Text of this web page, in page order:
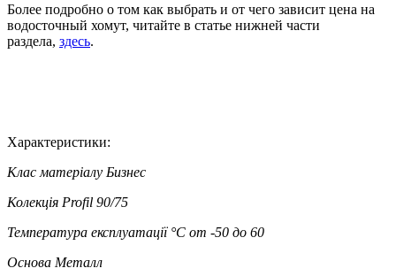
Более подробно о том как выбрать и от чего зависит цена на
водосточный хомут, читайте в статье нижней части
раздела, здесь.
Характеристики:
Клас матеріалу Бизнес
Колекція Profil 90/75
Температура експлуатації °C от -50 до 60
Основа Металл